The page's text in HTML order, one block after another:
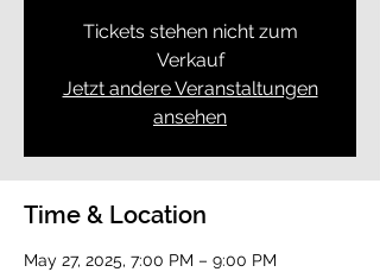
Tickets stehen nicht zum
Verkauf
Jetzt andere Veranstaltungen
ansehen
Time & Location
May 27, 2025, 7:00 PM – 9:00 PM